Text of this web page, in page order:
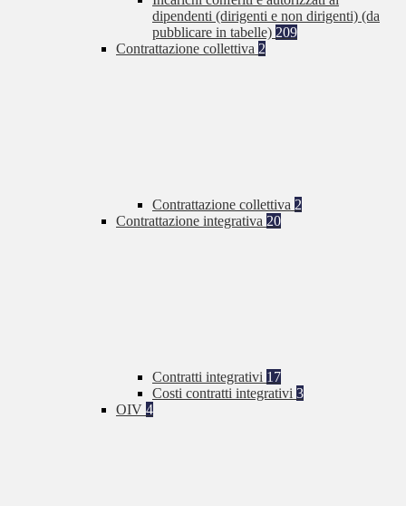
dipendenti (dirigenti e non dirigenti) (da
pubblicare in tabelle) 209
Contrattazione collettiva 2
Contrattazione collettiva 2
Contrattazione integrativa 20
Contratti integrativi 17
Costi contratti integrativi 3
OIV 4